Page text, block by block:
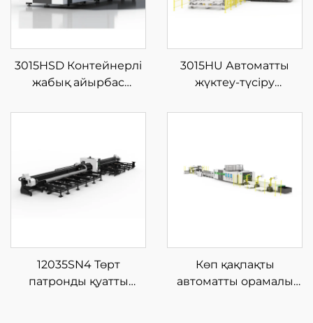
3015HSD Контейнерлі
жабық айырбас
талшықты лазерлі кесу
3015HU Автоматты
жүктеу-түсіру
жабық типті шыны
12035SN4 Төрт
патронды қуатты
Көп қақпақты
автоматты орамалы